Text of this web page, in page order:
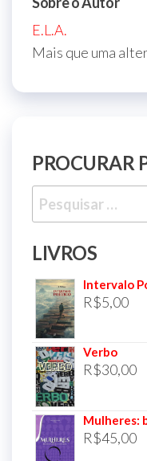
E.L.A.
Mais que uma
PROCURAR
Pesquisar
por:
LIVROS
Intervalo
R$5,00
Verbo
R$30,00
Mulheres:
R$45,00